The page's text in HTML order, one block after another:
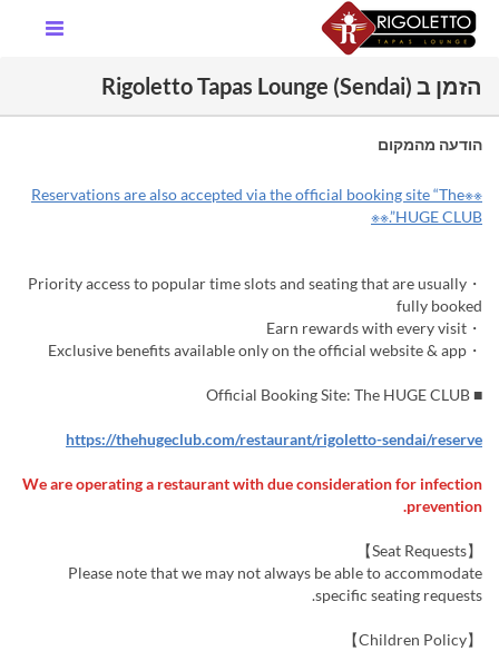
הזמן ב Rigoletto Tapas Lounge (Sendai)
הודעה מהמקום
※※Reservations are also accepted via the official booking site “The
HUGE CLUB”.※※
・Priority access to popular time slots and seating that are usually
fully booked
・Earn rewards with every visit
・Exclusive benefits available only on the official website & app
■ Official Booking Site: The HUGE CLUB
https://thehugeclub.com/restaurant/rigoletto-sendai/reserve
We are operating a restaurant with due consideration for infection
prevention.
【Seat Requests】
Please note that we may not always be able to accommodate
specific seating requests.
【Children Policy】